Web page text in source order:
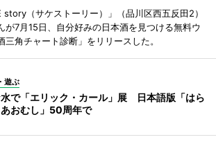
story（サケストーリー）」（品川区西五反田2）
が7月15日、自分好みの日本酒を見つける無料ウ
三角チャート診断」をリリースした。
遊ぶ
水で「エリック・カール」展 日本語版「はら
おむし」50周年で